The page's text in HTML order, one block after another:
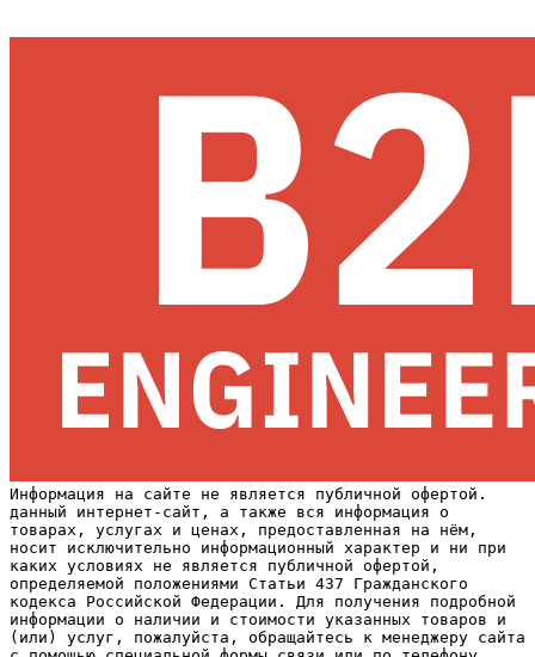
Информация на сайте не является публичной офертой.
данный интернет-сайт, а также вся информация о
товарах, услугах и ценах, предоставленная на нём,
носит исключительно информационный характер и ни при
каких условиях не является публичной офертой,
определяемой положениями Статьи 437 Гражданского
кодекса Российской Федерации. Для получения подробной
информации о наличии и стоимости указанных товаров и
(или) услуг, пожалуйста, обращайтесь к менеджеру сайта